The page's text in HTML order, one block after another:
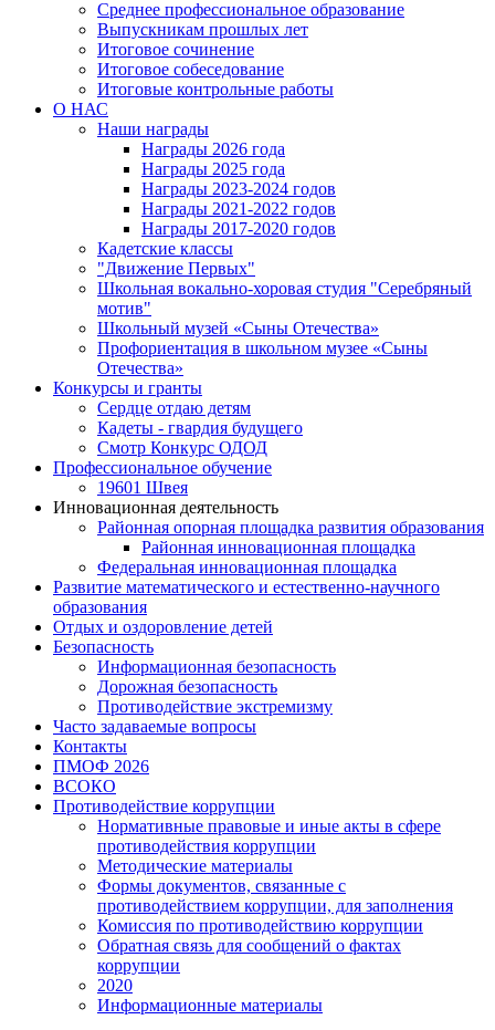
Среднее профессиональное образование
Выпускникам прошлых лет
Итоговое сочинение
Итоговое собеседование
Итоговые контрольные работы
О НАС
Наши награды
Награды 2026 года
Награды 2025 года
Награды 2023-2024 годов
Награды 2021-2022 годов
Награды 2017-2020 годов
Кадетские классы
"Движение Первых"
Школьная вокально-хоровая студия "Серебряный
мотив"
Школьный музей «Сыны Отечества»
Профориентация в школьном музее «Сыны
Отечества»
Конкурсы и гранты
Сердце отдаю детям
Кадеты - гвардия будущего
Смотр Конкурс ОДОД
Профессиональное обучение
19601 Швея
Инновационная деятельность
Районная опорная площадка развития образования
Районная инновационная площадка
Федеральная инновационная площадка
Развитие математического и естественно-научного
образования
Отдых и оздоровление детей
Безопасность
Информационная безопасность
Дорожная безопасность
Противодействие экстремизму
Часто задаваемые вопросы
Контакты
ПМОФ 2026
ВСОКО
Противодействие коррупции
Нормативные правовые и иные акты в сфере
противодействия коррупции
Методические материалы
Формы документов, связанные с
противодействием коррупции, для заполнения
Комиссия по противодействию коррупции
Обратная связь для сообщений о фактах
коррупции
2020
Информационные материалы